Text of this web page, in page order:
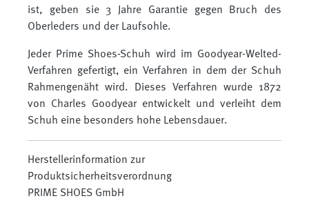
ist, geben sie 3 Jahre Garantie gegen Bruch des
Oberleders und der Laufsohle.
Jeder Prime Shoes-Schuh wird im Goodyear-Welted-
Verfahren gefertigt, ein Verfahren in dem der Schuh
Rahmengenäht wird. Dieses Verfahren wurde 1872
von Charles Goodyear entwickelt und verleiht dem
Schuh eine besonders hohe Lebensdauer.
Herstellerinformation zur
Produktsicherheitsverordnung
PRIME SHOES GmbH